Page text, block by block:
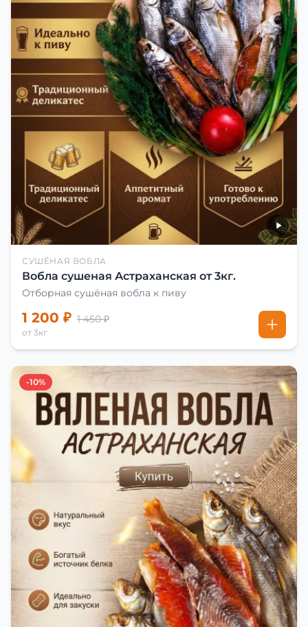
СУШЁНАЯ ВОБЛА
Вобла сушеная Астраханская от 3кг.
Отборная сушёная вобла к пиву
1 200 ₽ 1 450 ₽
от 3кг
-10%